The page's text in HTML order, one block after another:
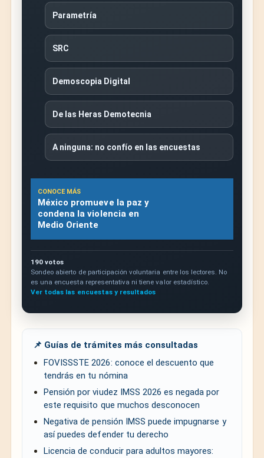
Parametría
SRC
Demoscopia Digital
De las Heras Demotecnia
A ninguna: no confío en las encuestas
CONOCE MÁS
México promueve la paz y
condena la violencia en
Medio Oriente
190 votos
Sondeo abierto de participación voluntaria entre los lectores. No
es una encuesta representativa ni tiene valor estadístico.
Ver todas las encuestas y resultados
📌 Guías de trámites más consultadas
FOVISSSTE 2026: conoce el descuento que
tendrás en tu nómina
Pensión por viudez IMSS 2026 es negada por
este requisito que muchos desconocen
Negativa de pensión IMSS puede impugnarse y
así puedes defender tu derecho
Licencia de conducir para adultos mayores: